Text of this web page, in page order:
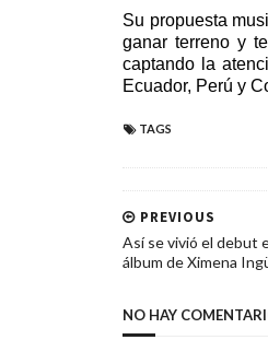
Su propuesta
ganar terreno y
captando la
Ecuador, Perú y
TAGS
PREVIOUS
Así se vivió el debut
álbum de Ximena
NO HAY